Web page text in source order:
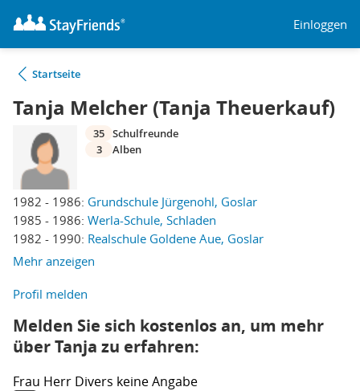
Einloggen
Startseite
Tanja Melcher (Tanja Theuerkauf)
1982 - 1986: Grundschule Jürgenohl, Goslar
1985 - 1986: Werla-Schule, Schladen
1982 - 1990: Realschule Goldene Aue, Goslar
Mehr anzeigen
35 Schulfreunde
3
Alben
Profil melden
Melden Sie sich kostenlos an, um mehr
über Tanja zu erfahren:
Frau Herr Divers keine Angabe